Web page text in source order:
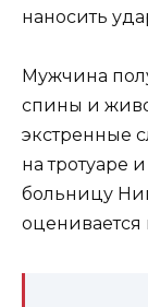
наносить
Мужчина
спины и
экстренные
на тротуаре
больницу
оценивается